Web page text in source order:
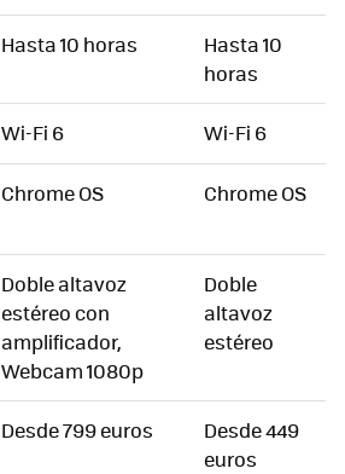
Hasta 10 horas
Hasta 10
horas
Wi-Fi 6 Wi-Fi 6
Chrome OS Chrome OS
Doble altavoz
estéreo con
amplificador,
Webcam 1080p
Doble
altavoz
estéreo
Desde 799 euros
Desde 449
euros